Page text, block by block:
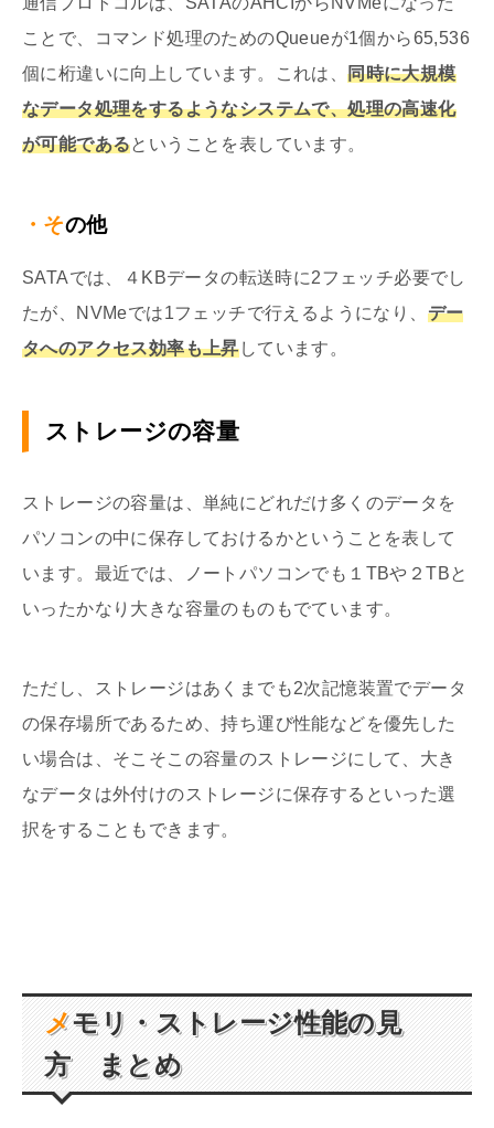
ことで、コマンド処理のためのQueueが1個から65,536
個に桁違いに向上しています。これは、同時に大規模
なデータ処理をするようなシステムで、処理の高速化
が可能であるということを表しています。
・その他
SATAでは、４KBデータの転送時に2フェッチ必要でし
たが、NVMeでは1フェッチで行えるようになり、 デー
タへのアクセス効率も上昇しています。
ストレージの容量
ストレージの容量は、単純にどれだけ多くのデータを
パソコンの中に保存しておけるかということを表して
います。最近では、ノートパソコンでも１TBや２TBと
いったかなり大きな容量のものもでています。
ただし、ストレージはあくまでも2次記憶装置でデータ
の保存場所であるため、持ち運び性能などを優先した
い場合は、そこそこの容量のストレージにして、大き
なデータは外付けのストレージに保存するといった選
択をすることもできます。
メモリ・ストレージ性能の見
方 まとめ